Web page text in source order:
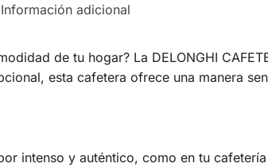
Información adicional
de tu hogar? La DELONGHI
esta cafetera ofrece una manera
intenso y auténtico, como en tu